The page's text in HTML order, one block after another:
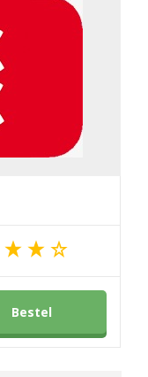
Bestel